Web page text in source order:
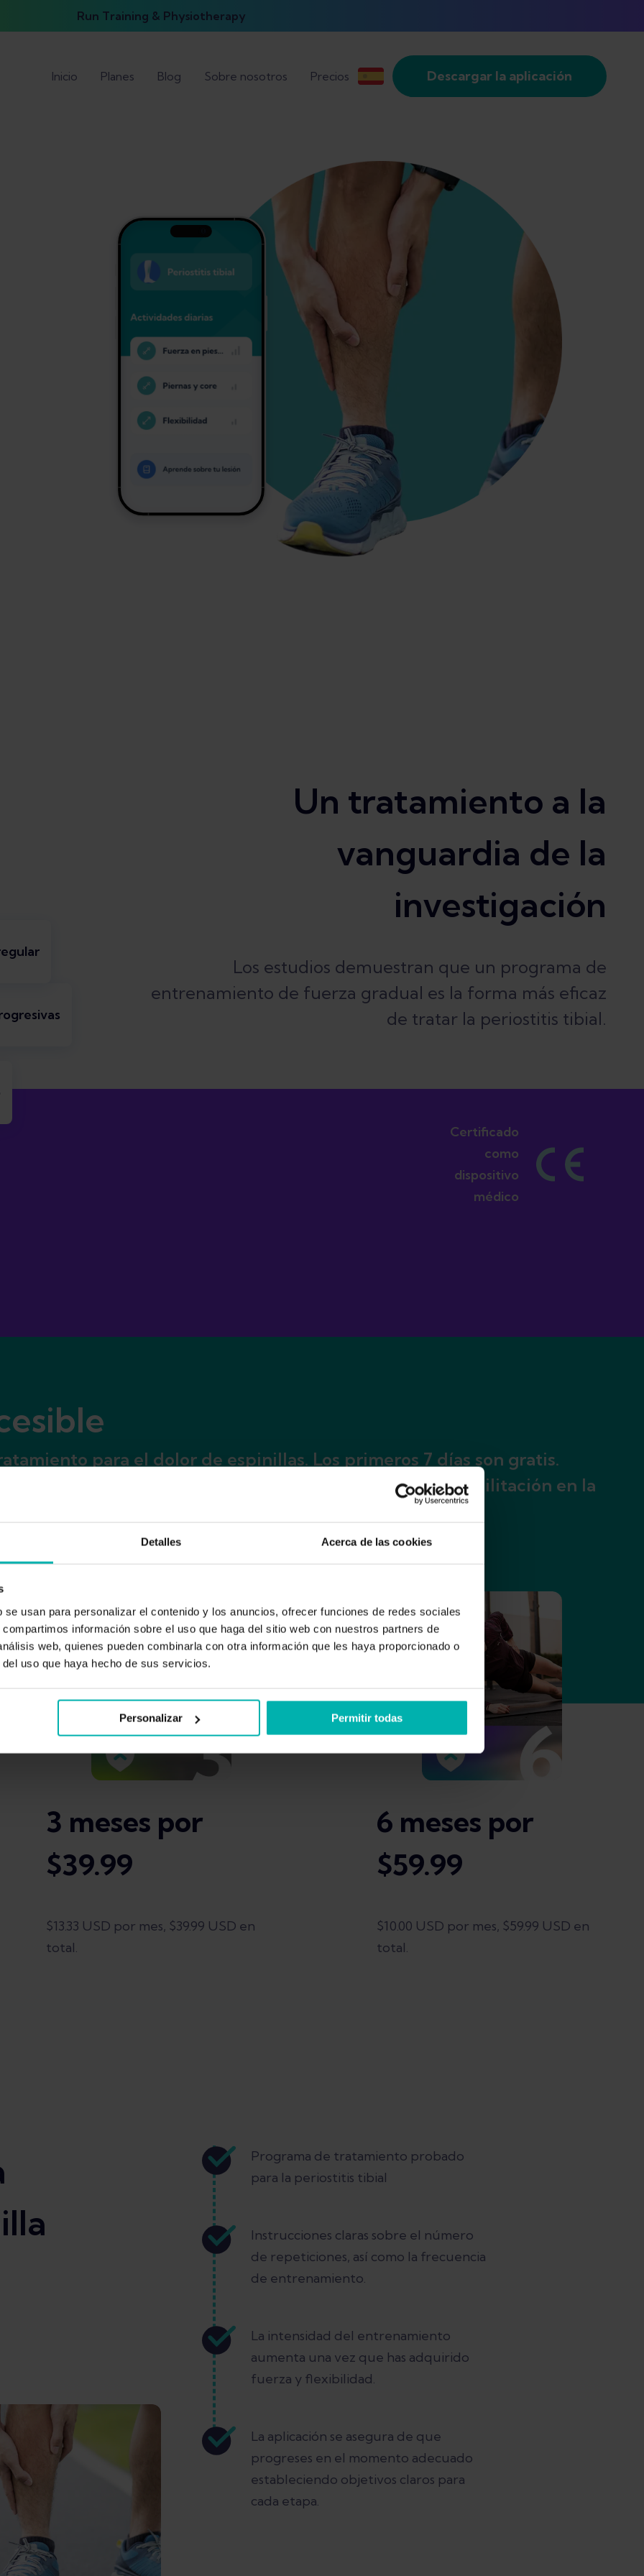
Detalles Acerca de las cookies
usan para personalizar el contenido y los anuncios, ofrecer funciones de redes sociales
información sobre el uso que haga del sitio web con nuestros partners de
web, quienes pueden combinarla con otra información que les haya proporcionado o
uso que haya hecho de sus servicios.
Personalizar Permitir todas
Run Training & Physiotherapy
Inicio Planes Blog Sobre nosotros Precios Descargar la aplicación
Un tratamiento a la
vanguardia de la
investigación
Los estudios demuestran que un programa de
entrenamiento de fuerza gradual es la forma más eficaz
Certificado
como
dispositivo
médico
para el dolor de espinillas. Los primeros 7 días son gratis.
3 meses o 6 meses de acceso a todos los planes de rehabilitación en la
3 meses por
$39.99
$13.33 USD por mes, $39.99 USD en
total.
6 meses por
$59.99
$10.00 USD por mes, $59.99 USD en
total.
Programa de tratamiento probado
para la periostitis tibial
Instrucciones claras sobre el número
de repeticiones, así como la frecuencia
de entrenamiento.
La intensidad del entrenamiento
aumenta una vez que has adquirido
fuerza y flexibilidad.
La aplicación se asegura de que
progreses en el momento adecuado
estableciendo objetivos claros para
cada etapa.